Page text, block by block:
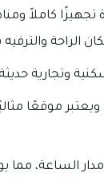
كاملاً
الراحة
موقعًا
على مدار